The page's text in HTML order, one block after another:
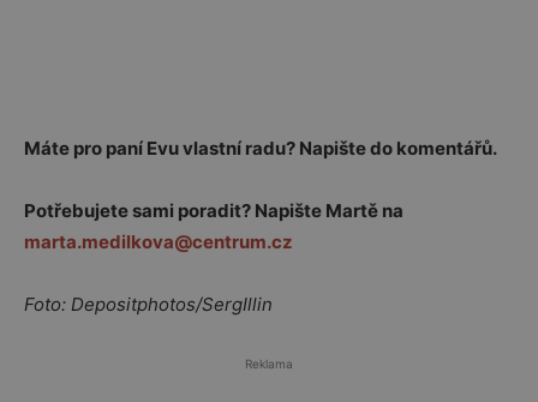
Máte pro paní Evu vlastní radu? Napište do komentářů.
Potřebujete sami poradit? Napište Martě na
marta.medilkova@centrum.cz
Foto: Depositphotos/SergIllin
Reklama